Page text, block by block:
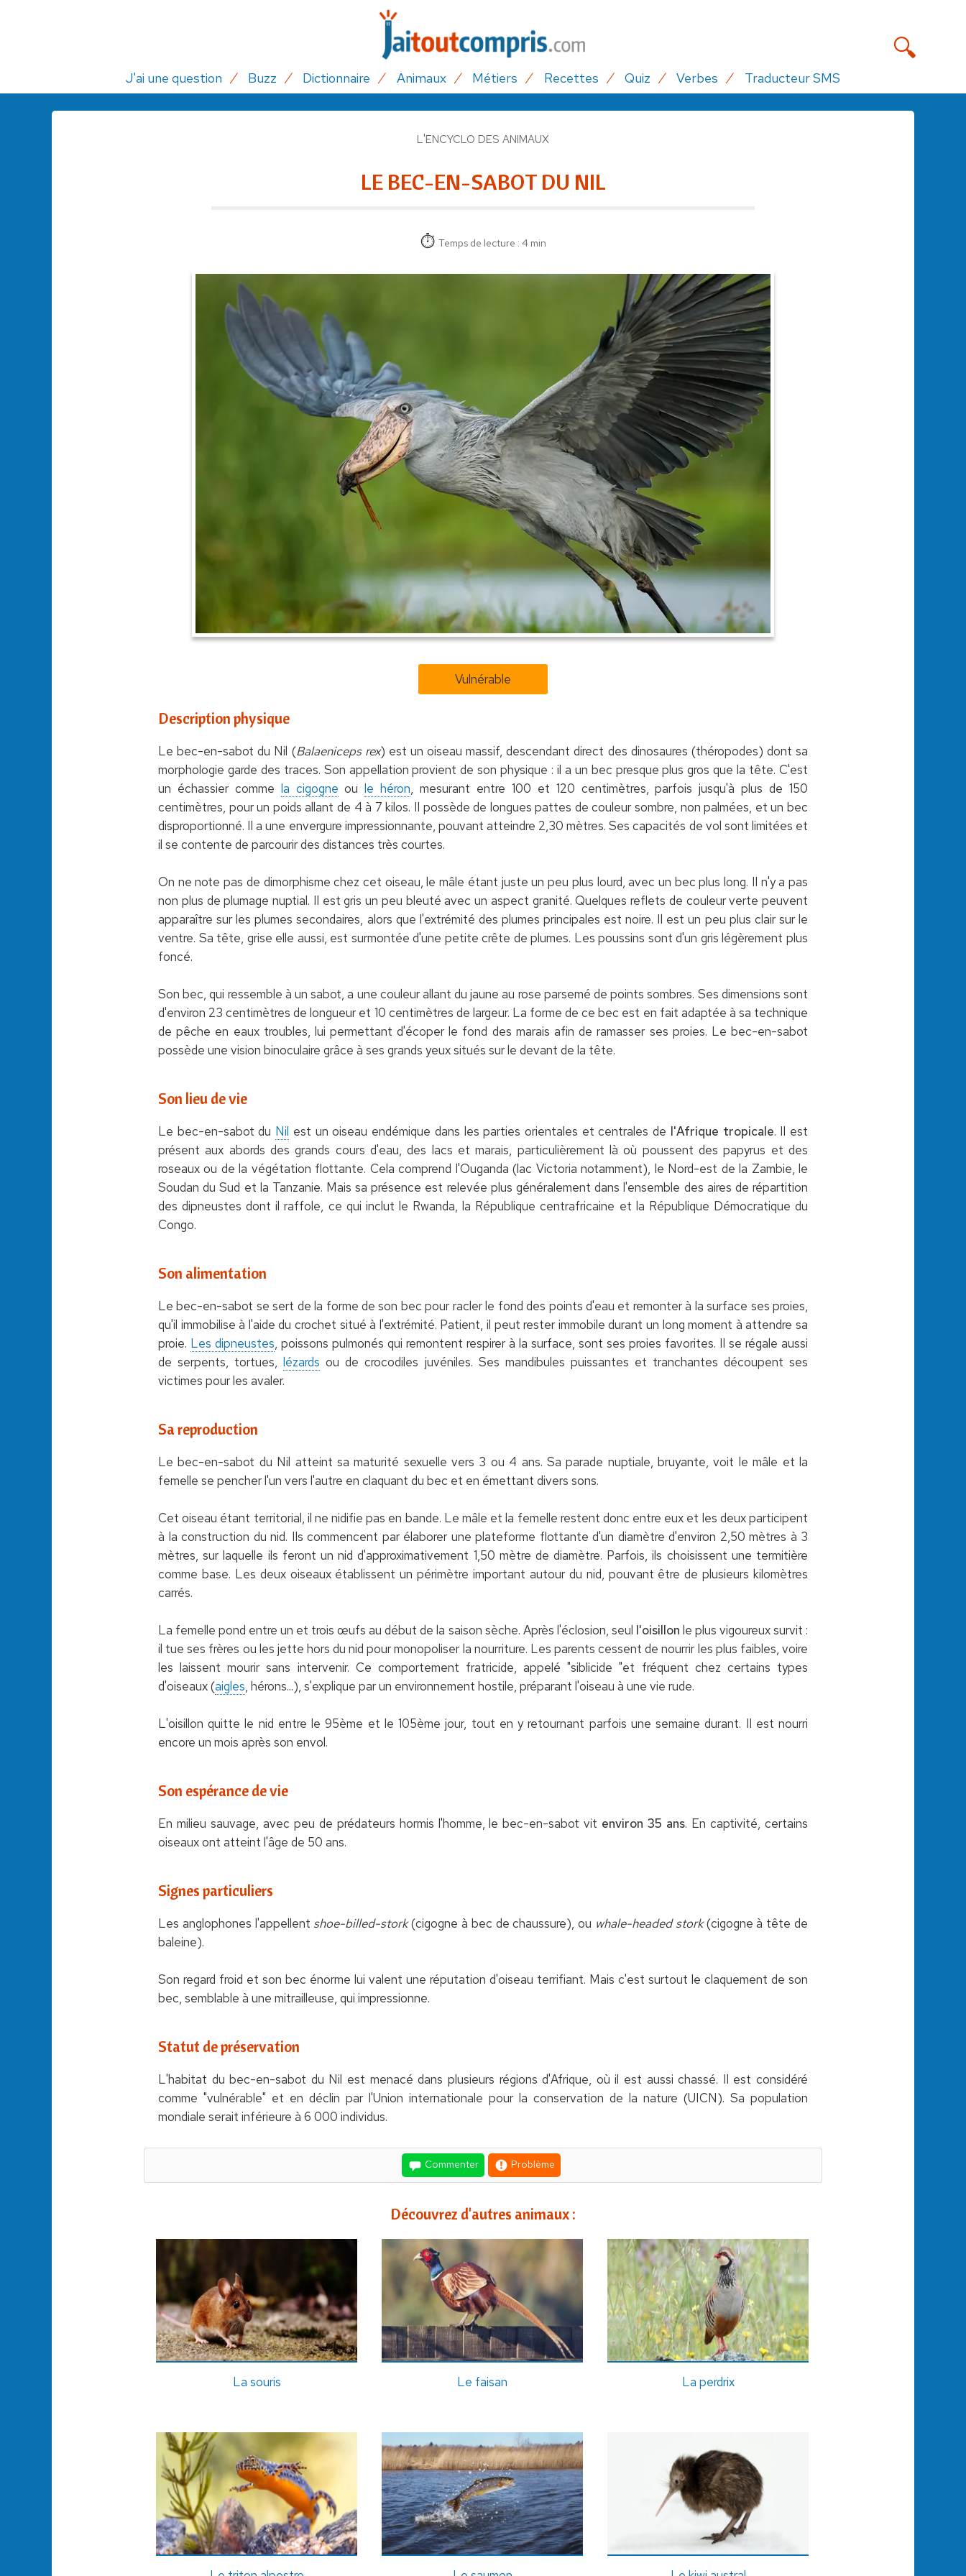
J'ai une question Buzz Dictionnaire Animaux Métiers Recettes Quiz Verbes Traducteur SMS
L'ENCYCLO DES ANIMAUX
LE BEC-EN-SABOT DU NIL
Temps de lecture : 4 min
Vulnérable
Description physique
Le bec-en-sabot du Nil (Balaeniceps rex) est un oiseau massif, descendant direct des dinosaures (théropodes) dont sa
morphologie garde des traces. Son appellation provient de son physique : il a un bec presque plus gros que la tête. C'est
un échassier comme la cigogne oule héron, mesurant entre 100 et 120 centimètres, parfois jusqu'à plus de 150
centimètres, pour un poids allant de 4 à 7 kilos. Il possède de longues pattes de couleur sombre, non palmées, et un bec
disproportionné. Il a une envergure impressionnante, pouvant atteindre 2,30 mètres. Ses capacités de vol sont limitées et
il se contente de parcourir des distances très courtes.
On ne note pas de dimorphisme chez cet oiseau, le mâle étant juste un peu plus lourd, avec un bec plus long. Il n'y a pas
non plus de plumage nuptial. Il est gris un peu bleuté avec un aspect granité. Quelques reflets de couleur verte peuvent
apparaître sur les plumes secondaires, alors que l'extrémité des plumes principales est noire. Il est un peu plus clair sur le
ventre. Sa tête, grise elle aussi, est surmontée d'une petite crête de plumes. Les poussins sont d'un gris légèrement plus
foncé.
Son bec, qui ressemble à un sabot, a une couleur allant du jaune au rose parsemé de points sombres. Ses dimensions sont
d'environ 23 centimètres de longueur et 10 centimètres de largeur. La forme de ce bec est en fait adaptée à sa technique
de pêche en eaux troubles, lui permettant d'écoper le fond des marais afin de ramasser ses proies. Le bec-en-sabot
possède une vision binoculaire grâce à ses grands yeux situés sur le devant de la tête.
Son lieu de vie
Le bec-en-sabot du Nil est un oiseau endémique dans les parties orientales et centrales de l'Afrique tropicale. Il est
présent aux abords des grands cours d'eau, des lacs et marais, particulièrement là où poussent des papyrus et des
roseaux ou de la végétation flottante. Cela comprend l'Ouganda (lac Victoria notamment), le Nord-est de la Zambie, le
Soudan du Sud et la Tanzanie. Mais sa présence est relevée plus généralement dans l'ensemble des aires de répartition
des dipneustes dont il raffole, ce qui inclut le Rwanda, la République centrafricaine et la République Démocratique du
Congo.
Son alimentation
Le bec-en-sabot se sert de la forme de son bec pour racler le fond des points d'eau et remonter à la surface ses proies,
qu'il immobilise à l'aide du crochet situé à l'extrémité. Patient, il peut rester immobile durant un long moment à attendre sa
proie. Les dipneustes, poissons pulmonés qui remontent respirer à la surface, sont ses proies favorites. Il se régale aussi
de serpents, tortues,lézards ou de crocodiles juvéniles. Ses mandibules puissantes et tranchantes découpent ses
victimes pour les avaler.
Sa reproduction
Le bec-en-sabot du Nil atteint sa maturité sexuelle vers 3 ou 4 ans. Sa parade nuptiale, bruyante, voit le mâle et la
femelle se pencher l'un vers l'autre en claquant du bec et en émettant divers sons.
Cet oiseau étant territorial, il ne nidifie pas en bande. Le mâle et la femelle restent donc entre eux et les deux participent
à la construction du nid. Ils commencent par élaborer une plateforme flottante d'un diamètre d'environ 2,50 mètres à 3
mètres, sur laquelle ils feront un nid d'approximativement 1,50 mètre de diamètre. Parfois, ils choisissent une termitière
comme base. Les deux oiseaux établissent un périmètre important autour du nid, pouvant être de plusieurs kilomètres
carrés.
La femelle pond entre un et trois œufs au début de la saison sèche. Après l'éclosion, seul l'oisillon le plus vigoureux survit :
il tue ses frères ou les jette hors du nid pour monopoliser la nourriture. Les parents cessent de nourrir les plus faibles, voire
les laissent mourir sans intervenir. Ce comportement fratricide, appelé "siblicide "et fréquent chez certains types
d'oiseaux (aigles, hérons...), s'explique par un environnement hostile, préparant l'oiseau à une vie rude.
L'oisillon quitte le nid entre le 95ème et le 105ème jour, tout en y retournant parfois une semaine durant. Il est nourri
encore un mois après son envol.
Son espérance de vie
En milieu sauvage, avec peu de prédateurs hormis l'homme, le bec-en-sabot vit environ 35 ans. En captivité, certains
oiseaux ont atteint l'âge de 50 ans.
Signes particuliers
Les anglophones l'appellent shoe-billed-stork(cigogne à bec de chaussure), ou whale-headed stork(cigogne à tête de
baleine).
Son regard froid et son bec énorme lui valent une réputation d'oiseau terrifiant. Mais c'est surtout le claquement de son
bec, semblable à une mitrailleuse, qui impressionne.
Statut de préservation
L'habitat du bec-en-sabot du Nil est menacé dans plusieurs régions d'Afrique, où il est aussi chassé. Il est considéré
comme "vulnérable" et en déclin par l'Union internationale pour la conservation de la nature (UICN). Sa population
mondiale serait inférieure à 6 000 individus.
Commenter Problème
Découvrez d'autres animaux :
La souris Le faisan La perdrix